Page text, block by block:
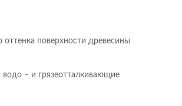
поверхности древесины
– и грязеотталкивающие